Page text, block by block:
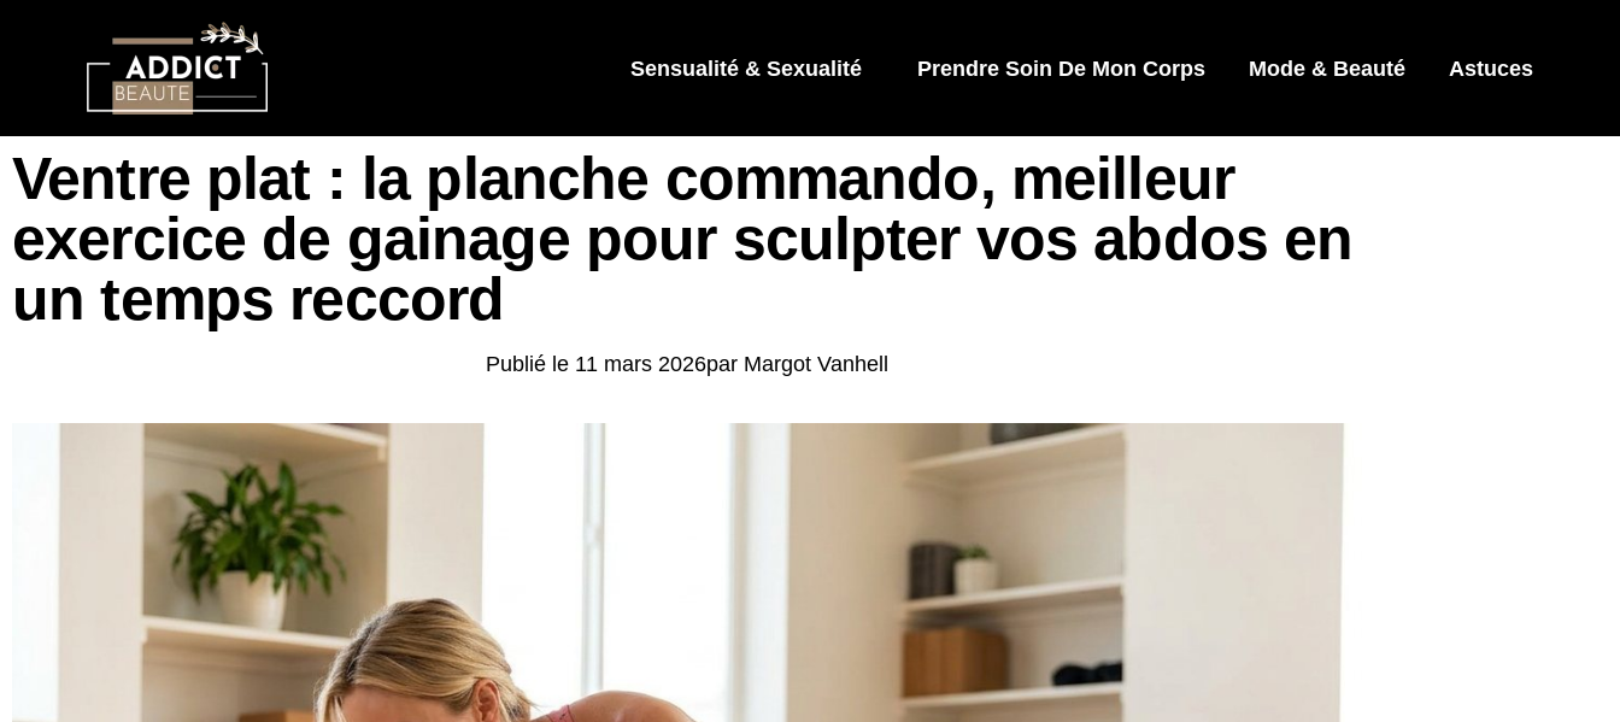
Sensualité & Sexualité Prendre Soin De Mon Corps Mode & Beauté Astuces
Ventre plat : la planche commando, meilleur
exercice de gainage pour sculpter vos abdos en
un temps reccord
Publié le 11 mars 2026par Margot Vanhell